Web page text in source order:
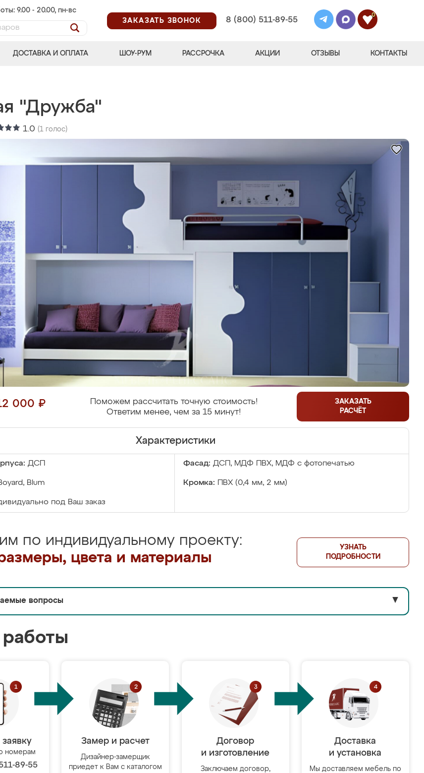
9.00 - 20.00, пн-вс
ЗАКАЗАТЬ ЗВОНОК
8 (800) 511-89-55
0
ДОСТАВКА И ОПЛАТА ШОУ-РУМ РАССРОЧКА АКЦИИ ОТЗЫВЫ КОНТАКТЫ
"Дружба"
1.0 (1 голос)
000 ₽
Поможем рассчитать точную стоимость!
Ответим менее, чем за 15 минут!
ЗАКАЗАТЬ
РАСЧЁТ
Характеристики
ДСП Фасад: ДСП, МДФ ПВХ, МДФ с фотопечатью
Blum Кромка: ПВХ (0,4 мм, 2 мм)
под Ваш заказ
по индивидуальному проекту:
цвета и материалы
УЗНАТЬ
ПОДРОБНОСТИ
вопросы ▼
номерам
89-55
Замер и расчет
Дизайнер-замерщик
приедет к Вам с каталогом
Договор
и изготовление
Заключаем договор,
Доставка
и установка
Мы доставляем мебель по